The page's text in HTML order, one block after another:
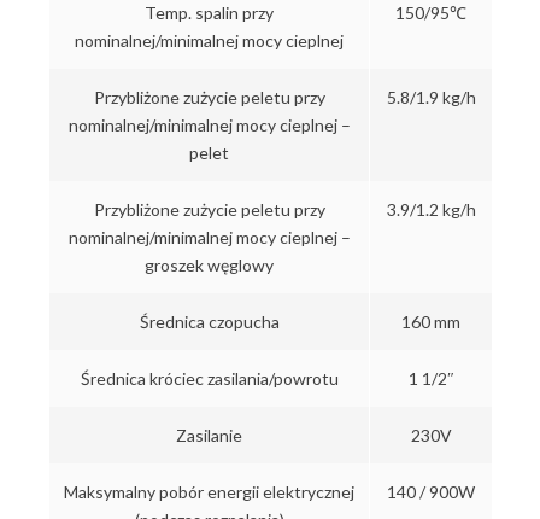
Temp. spalin przy
nominalnej/minimalnej mocy cieplnej
150/95℃
Przybliżone zużycie peletu przy
nominalnej/minimalnej mocy cieplnej –
pelet
5.8/1.9 kg/h
Przybliżone zużycie peletu przy
nominalnej/minimalnej mocy cieplnej –
groszek węglowy
3.9/1.2 kg/h
Średnica czopucha 160 mm
Średnica króciec zasilania/powrotu 1 1/2″
Zasilanie 230V
Maksymalny pobór energii elektrycznej
140 / 900W